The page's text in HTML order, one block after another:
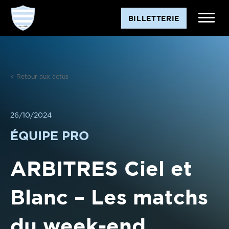
Aller
contenu
BILLETTERIE
< Retour aux actus
26/10/2024
ÉQUIPE PRO
ARBITRES Ciel et
Blanc – Les matchs